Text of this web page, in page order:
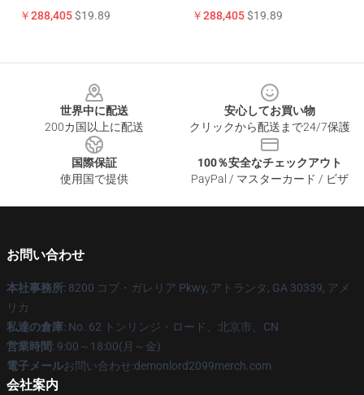
￥288,405$19.89 ￥288,405$19.89
世界中に配送
200カ国以上に配送
安心してお買い物
クリックから配送まで24/7保護
国際保証
使用国で提供
100％安全なチェックアウト
PayPal / マスターカード / ビザ
お問い合わせ
本社事務所: 8200 コブ・ガレリア Pkwy, アトランタ, GA 30339, アメ
リカ
私達の倉庫: No. 62 トンリンジ・ロード、北京市、CN
営業時間: 9:00～18:00(月～金)
電子メールお問い合わせ:demonlord2099merch.com
会社案内